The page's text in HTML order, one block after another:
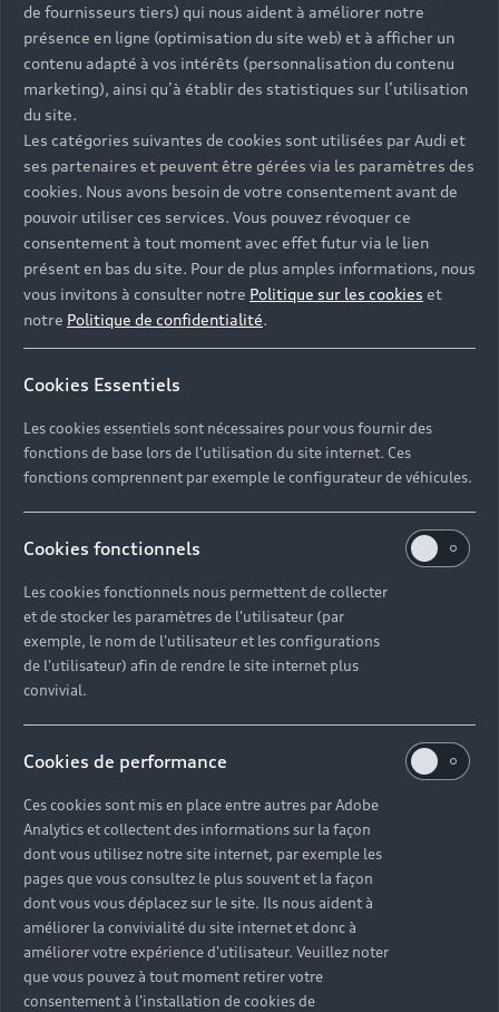
de fournisseurs tiers) qui nous aident à améliorer notre
présence en ligne (optimisation du site web) et à afficher un
contenu adapté à vos intérêts (personnalisation du contenu
marketing), ainsi qu’à établir des statistiques sur l’utilisation
du site.
Les catégories suivantes de cookies sont utilisées par Audi et
ses partenaires et peuvent être gérées via les paramètres des
cookies. Nous avons besoin de votre consentement avant de
pouvoir utiliser ces services. Vous pouvez révoquer ce
consentement à tout moment avec effet futur via le lien
présent en bas du site. Pour de plus amples informations, nous
vous invitons à consulter notre Politique sur les cookies et
notre Politique de confidentialité.
Cookies Essentiels
Les cookies essentiels sont nécessaires pour vous fournir des
fonctions de base lors de l'utilisation du site internet. Ces
fonctions comprennent par exemple le configurateur de véhicules.
Cookies fonctionnels
Les cookies fonctionnels nous permettent de collecter
et de stocker les paramètres de l'utilisateur (par
exemple, le nom de l'utilisateur et les configurations
de l'utilisateur) afin de rendre le site internet plus
convivial.
Cookies de performance
Ces cookies sont mis en place entre autres par Adobe
Analytics et collectent des informations sur la façon
dont vous utilisez notre site internet, par exemple les
pages que vous consultez le plus souvent et la façon
dont vous vous déplacez sur le site. Ils nous aident à
améliorer la convivialité du site internet et donc à
améliorer votre expérience d'utilisateur. Veuillez noter
que vous pouvez à tout moment retirer votre
consentement à l'installation de cookies de